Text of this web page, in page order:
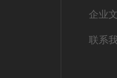
企业
联系